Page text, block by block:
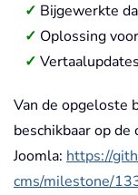
Bijgewerkte
Oplossing
Vertaalupdates
Van de opgeloste
beschikbaar op
Joomla: https://
cms/milestone/